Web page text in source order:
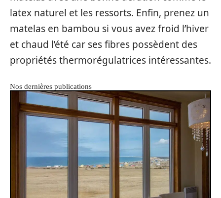
latex naturel et les ressorts. Enfin, prenez un
matelas en bambou si vous avez froid l’hiver
et chaud l’été car ses fibres possèdent des
propriétés thermorégulatrices intéressantes.
Nos dernières publications